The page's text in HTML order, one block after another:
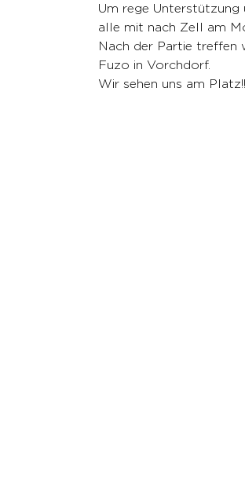
Um rege
alle mit nach Zell am
Nach der Partie treffen
Fuzo in Vorchdorf.
Wir sehen uns am Platz!!